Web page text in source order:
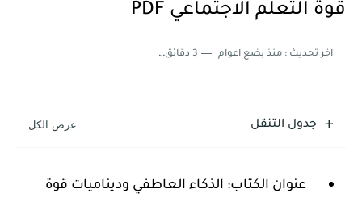
قوة التعلم الاجتماعي PDF
اخر تحديث :منذ بضع اعوام 3 دقائق للقراءة
جدول التنقل
عنوان الكتاب: الذكاء العاطفي وديناميات قوة